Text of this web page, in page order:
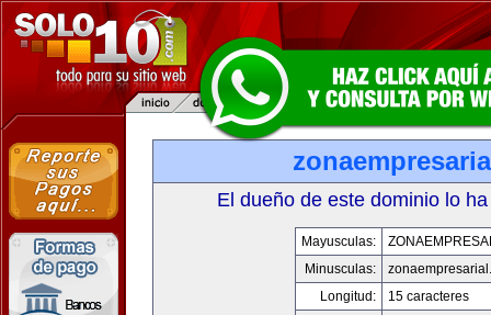
El dueño de este dominio lo
Mayusculas:
Minusculas:
Longitud:
15 caracteres